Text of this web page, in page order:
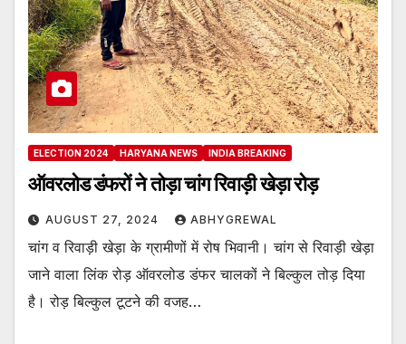
ELECTION 2024 HARYANA NEWS INDIA BREAKING
ऑवरलोड डंफरों ने तोड़ा चांग रिवाड़ी खेड़ा रोड़
AUGUST 27, 2024 ABHYGREWAL
चांग व रिवाड़ी खेड़ा के ग्रामीणों में रोष भिवानी। चांग से रिवाड़ी खेड़ा
जाने वाला लिंक रोड़ ऑवरलोड डंफर चालकों ने बिल्कुल तोड़ दिया
है। रोड़ बिल्कुल टूटने की वजह…